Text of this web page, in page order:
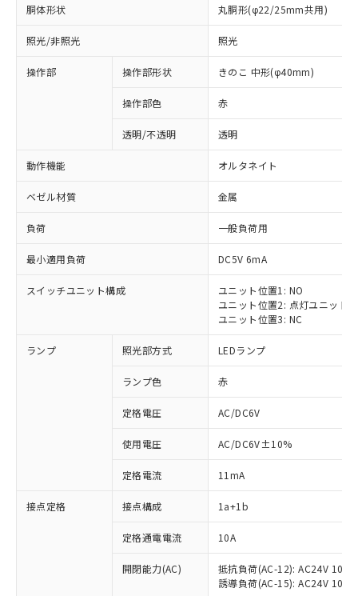
胴体形状 丸胴形(φ22/25mm共用)
照光/非照光 照光
操作部 操作部形状 きのこ 中形(φ40mm)
操作部色 赤
透明/不透明 透明
動作機能 オルタネイト
ベゼル材質 金属
負荷 一般負荷用
最小適用負荷 DC5V 6mA
スイッチユニット構成
ユニット位置1: NO
ユニット位置2: 点灯ユニット
ユニット位置3: NC
ランプ 照光部方式 LEDランプ
ランプ色 赤
定格電圧 AC/DC6V
使用電圧 AC/DC6V±10%
定格電流 11mA
接点定格 接点構成 1a+1b
定格通電電流 10A
開閉能力(AC)
抵抗負荷(AC-12): AC24V 10A/
誘導負荷(AC-15): AC24V
ご利用条件
ご利用ください。
非含有に対応した製品が提供可能な商品で
有に対応した製品に切り替える予定のある
対応予定なし：EU RoHS指令（10物質）の
非含有に非対応の商品で、対応品を出す予
定はありません。
調査・確認中：EU RoHS指令（10物質）の